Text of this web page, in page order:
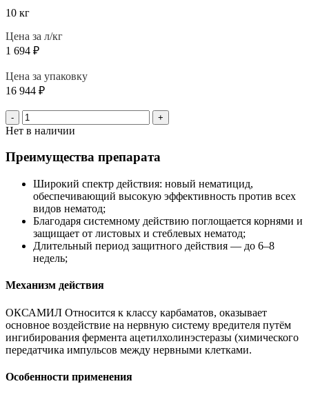
10 кг
Цена за л/кг
1 694 ₽
Цена за упаковку
16 944 ₽
- +
Нет в наличии
Преимущества препарата
Широкий спектр действия: новый нематицид,
обеспечивающий высокую эффективность против всех
видов нематод;
Благодаря системному действию поглощается корнями и
защищает от листовых и стеблевых нематод;
Длительный период защитного действия — до 6–8
недель;
Механизм действия
ОКСАМИЛ Относится к классу карбаматов, оказывает
основное воздействие на нервную систему вредителя путём
ингибирования фермента ацетилхолинэстеразы (химического
передатчика импульсов между нервными клетками.
Особенности применения